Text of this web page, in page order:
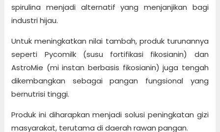
spirulina menjadi alternatif yang menjanjikan bagi
industri hijau.
Untuk meningkatkan nilai tambah, produk turunannya
seperti Pycomilk (susu fortifikasi fikosianin) dan
AstroMie (mi instan berbasis fikosianin) juga tengah
dikembangkan sebagai pangan fungsional yang
bernutrisi tinggi.
Produk ini diharapkan menjadi solusi peningkatan gizi
masyarakat, terutama di daerah rawan pangan.